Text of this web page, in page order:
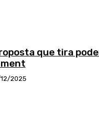
que tira
12/2025